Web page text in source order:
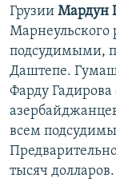
Грузии Мардун
Марнеульского
подсудимыми,
Даштепе.
Фарду Гадирова
всем
тысяч